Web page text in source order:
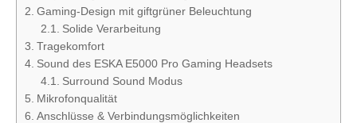
Gaming-Design mit giftgrüner Beleuchtung
Solide Verarbeitung
Tragekomfort
Sound des ESKA E5000 Pro Gaming Headsets
Surround Sound Modus
Mikrofonqualität
Anschlüsse & Verbindungsmöglichkeiten